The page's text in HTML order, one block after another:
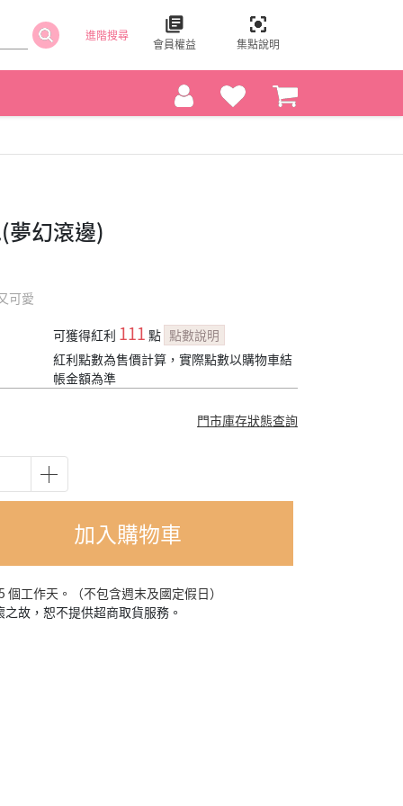
進階搜尋
會員權益 集點說明
夢幻滾邊)
可愛
可獲得紅利 111 點 點數說明
紅利點數為售價計算，實際點數以購物車結
帳金額為準
門市庫存狀態查詢
加入購物車
工作天。（不包含週末及國定假日）
故，恕不提供超商取貨服務。